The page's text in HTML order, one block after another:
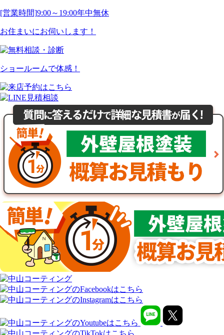
[営業時間]9:00～19:00年中無休
お住まいにお伺いします！
ショールームで体感！